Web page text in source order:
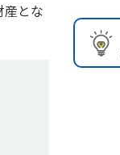
産とな